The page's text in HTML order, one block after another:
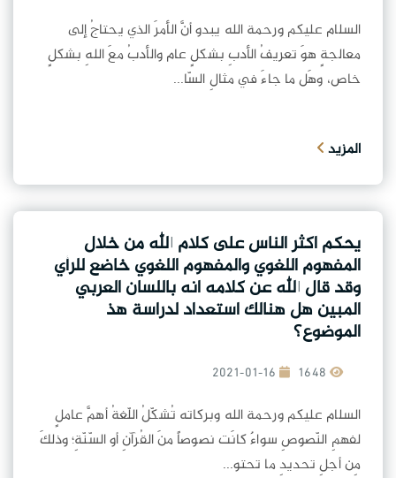
السلام عليكم ورحمة الله يبدو أنَّ الأمرَ الذي يحتاجُ إلى
معالجةٍ هوَ تعريفُ الأدبِ بشكلٍ عام والأدبُ معَ اللهِ بشكلٍ
خاص، وهَل ما جاءَ في مثالِ السّا...
المزيد
يحكم اكثر الناس على كلام الله من خلال
المفهوم اللغوي والمفهوم اللغوي خاضع للرأي
وقد قال الله عن كلامه انه باللسان العربي
المبين هل هنالك استعداد لدراسة هذ
الموضوع؟
2021-01-16
السلام عليكم ورحمة الله وبركاته تُشكّلُ اللّغةُ أهمَّ عاملٍ
لفهمِ النّصوصِ سواءٌ كانَت نصوصاً منَ القُرآنِ أو السّنّةِ؛ وذلكَ
مِن أجلِ تحديدِ ما تحتو...